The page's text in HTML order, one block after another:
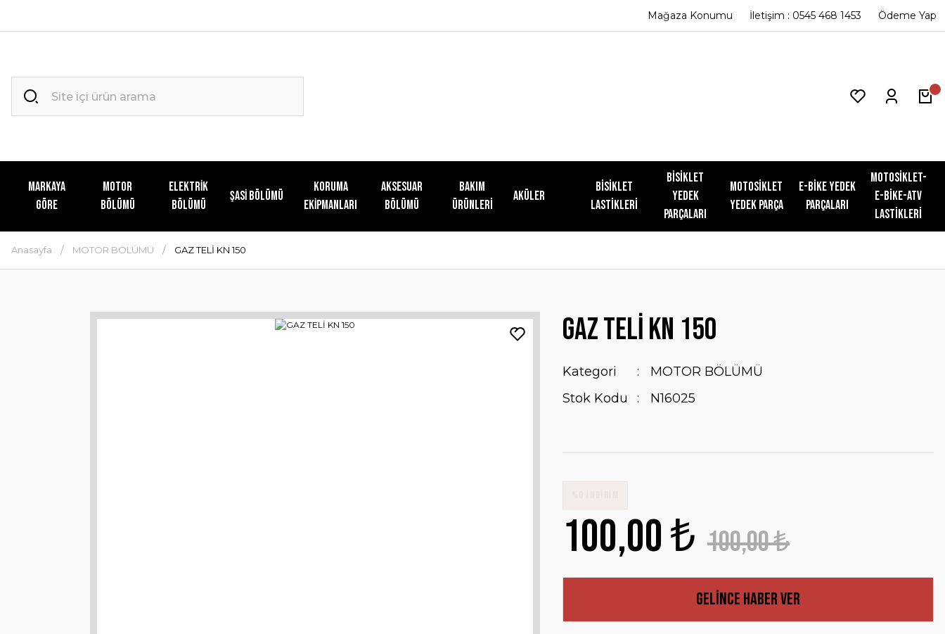
Mağaza Konumu İletişim : 0545 468 1453 Ödeme Yap
MARKAYA
GÖRE
MOTOR
BÖLÜMÜ
ELEKTRİK
BÖLÜMÜ
ŞASİ BÖLÜMÜ
KORUMA
EKİPMANLARI
AKSESUAR
BÖLÜMÜ
Bakım
Ürünleri
Aküler
Bisiklet
Lastikleri
Bisiklet
Yedek
Parçaları
Motosiklet
Yedek Parça
E-Bike Yedek
Parçaları
Motosiklet-
E-Bike-ATV
Lastikleri
Anasayfa MOTOR BÖLÜMÜ GAZ TELİ KN 150
GAZ TELİ KN 150
Kategori
MOTOR BÖLÜMÜ
Stok Kodu
N16025
100,00 ₺ 100,00 ₺
Gelince Haber Ver